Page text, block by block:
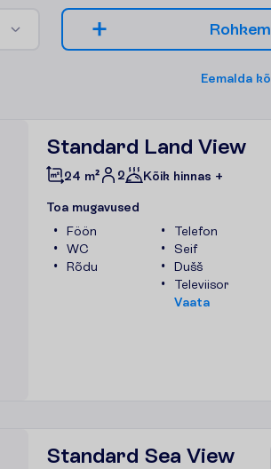
Rohkem
Eemalda kõ
Standard Land View
24 m² 2 Kõik hinnas +
Toa mugavused
Föön
WC
Rõdu
Telefon
Seif
Dušš
Televiisor
Vaata
Standard Sea View